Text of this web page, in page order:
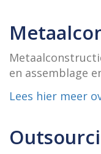
en assemblage
Lees hier meer